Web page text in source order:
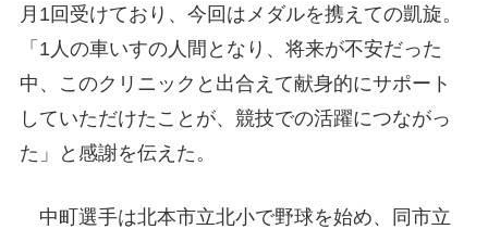
月1回受けており、今回はメダルを携えての凱旋。
「1人の車いすの人間となり、将来が不安だった
中、このクリニックと出合えて献身的にサポート
していただけたことが、競技での活躍につながっ
た」と感謝を伝えた。
中町選手は北本市立北小で野球を始め、同市立